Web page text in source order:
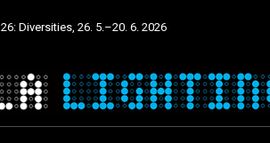
Diversities, 26. 5.–20. 6. 2026